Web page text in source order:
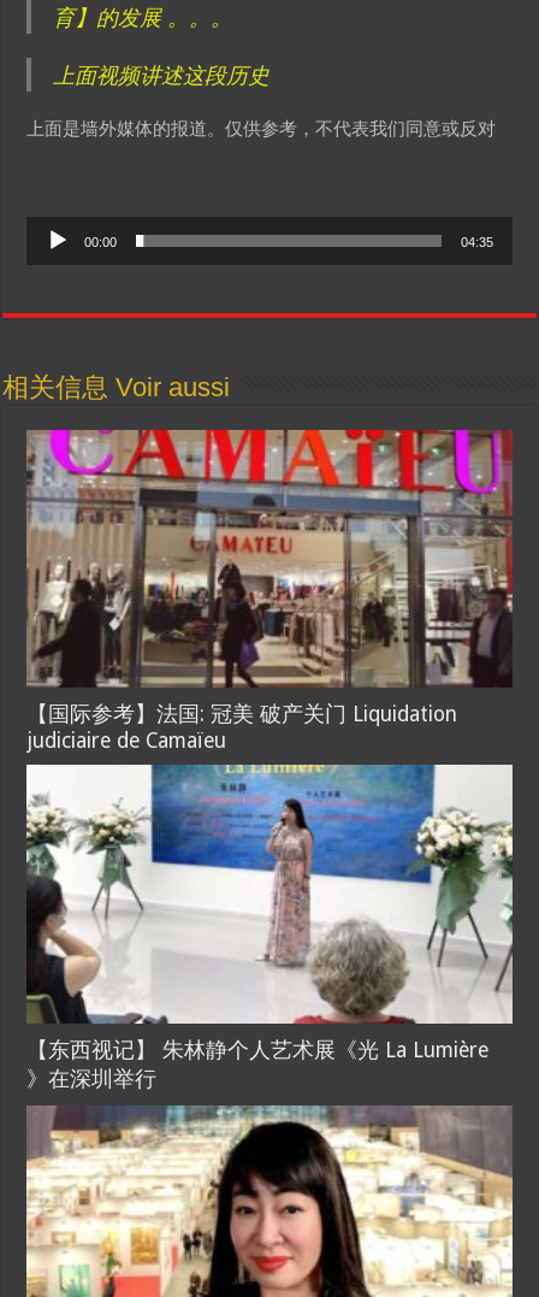
育】的发展 。。。
上面视频讲述这段历史
上面是墙外媒体的报道。仅供参考，不代表我们同意或反对
Audio
Player
00:00 04:35
相关信息 Voir aussi
【国际参考】法国: 冠美 破产关门 Liquidation
judiciaire de Camaïeu
【东西视记】 朱林静个人艺术展《光 La Lumière
》在深圳举行